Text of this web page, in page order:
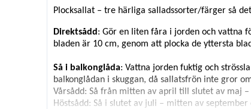
Plocksallat – tre härliga salladssorter/färger så
Direktsådd : Gör en liten fåra i jorden och vattna
bladen är 10 cm, genom att plocka de yttersta
Så i balkonglåda: Vattna jorden fuktig och
balkonglådan i skuggan, då sallatsfrön inte gror
Vårsådd: Så från mitten av april till slutet av maj –
Höstsådd: Så i slutet av juli – mitten av september